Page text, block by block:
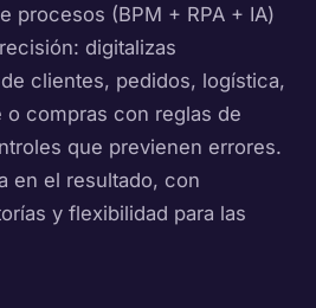
procesos (BPM + RPA + IA)
digitalizas
clientes, pedidos, logística,
compras con reglas de
que previenen errores.
en el resultado, con
y flexibilidad para las